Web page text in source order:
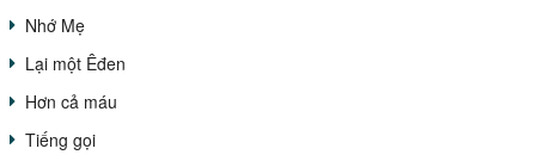
Nhớ Mẹ
Lại một Êđen
Hơn cả máu
Tiếng gọi